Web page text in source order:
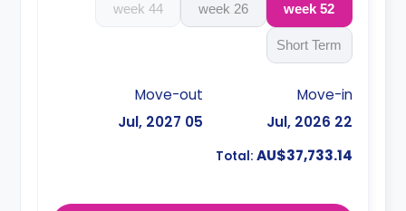
52 week
26 week
44 week
Short Term
Move-in
22 Jul, 2026
Move-out
05 Jul, 2027
Total: AU$37,733.14